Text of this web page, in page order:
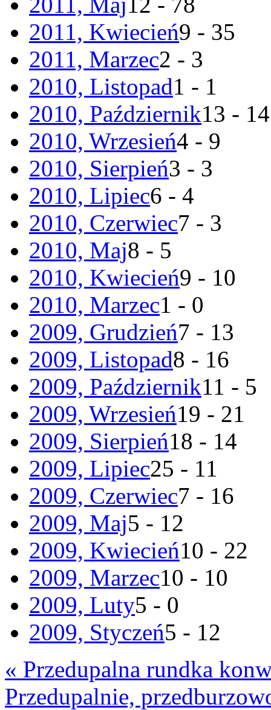
2011, Kwiecień9 - 35
2011, Marzec2 - 3
2010, Listopad1 - 1
2010, Październik13 - 14
2010, Wrzesień4 - 9
2010, Sierpień3 - 3
2010, Lipiec6 - 4
2010, Czerwiec7 - 3
2010, Maj8 - 5
2010, Kwiecień9 - 10
2010, Marzec1 - 0
2009, Grudzień7 - 13
2009, Listopad8 - 16
2009, Październik11 - 5
2009, Wrzesień19 - 21
2009, Sierpień18 - 14
2009, Lipiec25 - 11
2009, Czerwiec7 - 16
2009, Maj5 - 12
2009, Kwiecień10 - 22
2009, Marzec10 - 10
2009, Luty5 - 0
2009, Styczeń5 - 12
« Przedupalna rundka
Przedupalnie,